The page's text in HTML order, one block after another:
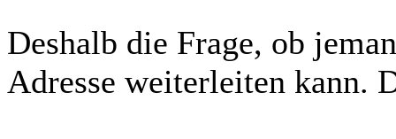
Deshalb die Frage, ob
Adresse weiterleiten kann.